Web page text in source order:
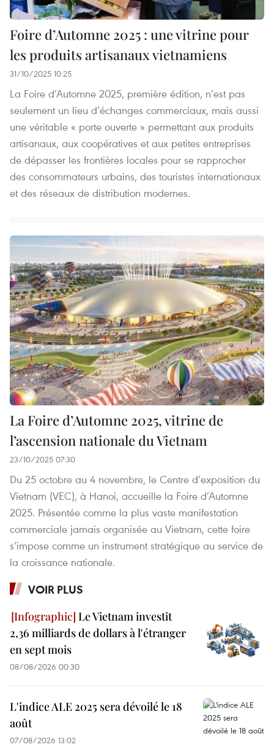
Foire d’Automne 2025 : une vitrine pour
les produits artisanaux vietnamiens
31/10/2025 10:25
La Foire d’Automne 2025, première édition, n’est pas
seulement un lieu d’échanges commerciaux, mais aussi
une véritable « porte ouverte » permettant aux produits
artisanaux, aux coopératives et aux petites entreprises
de dépasser les frontières locales pour se rapprocher
des consommateurs urbains, des touristes internationaux
et des réseaux de distribution modernes.
La Foire d’Automne 2025, vitrine de
l’ascension nationale du Vietnam
23/10/2025 07:30
Du 25 octobre au 4 novembre, le Centre d’exposition du
Vietnam (VEC), à Hanoi, accueille la Foire d’Automne
2025. Présentée comme la plus vaste manifestation
commerciale jamais organisée au Vietnam, cette foire
s’impose comme un instrument stratégique au service de
la croissance nationale.
VOIR PLUS
Le Vietnam investit
2,36 milliards de dollars à l'étranger
en sept mois
08/08/2026 00:30
L'indice ALE 2025 sera dévoilé le 18
août
07/08/2026 13:02